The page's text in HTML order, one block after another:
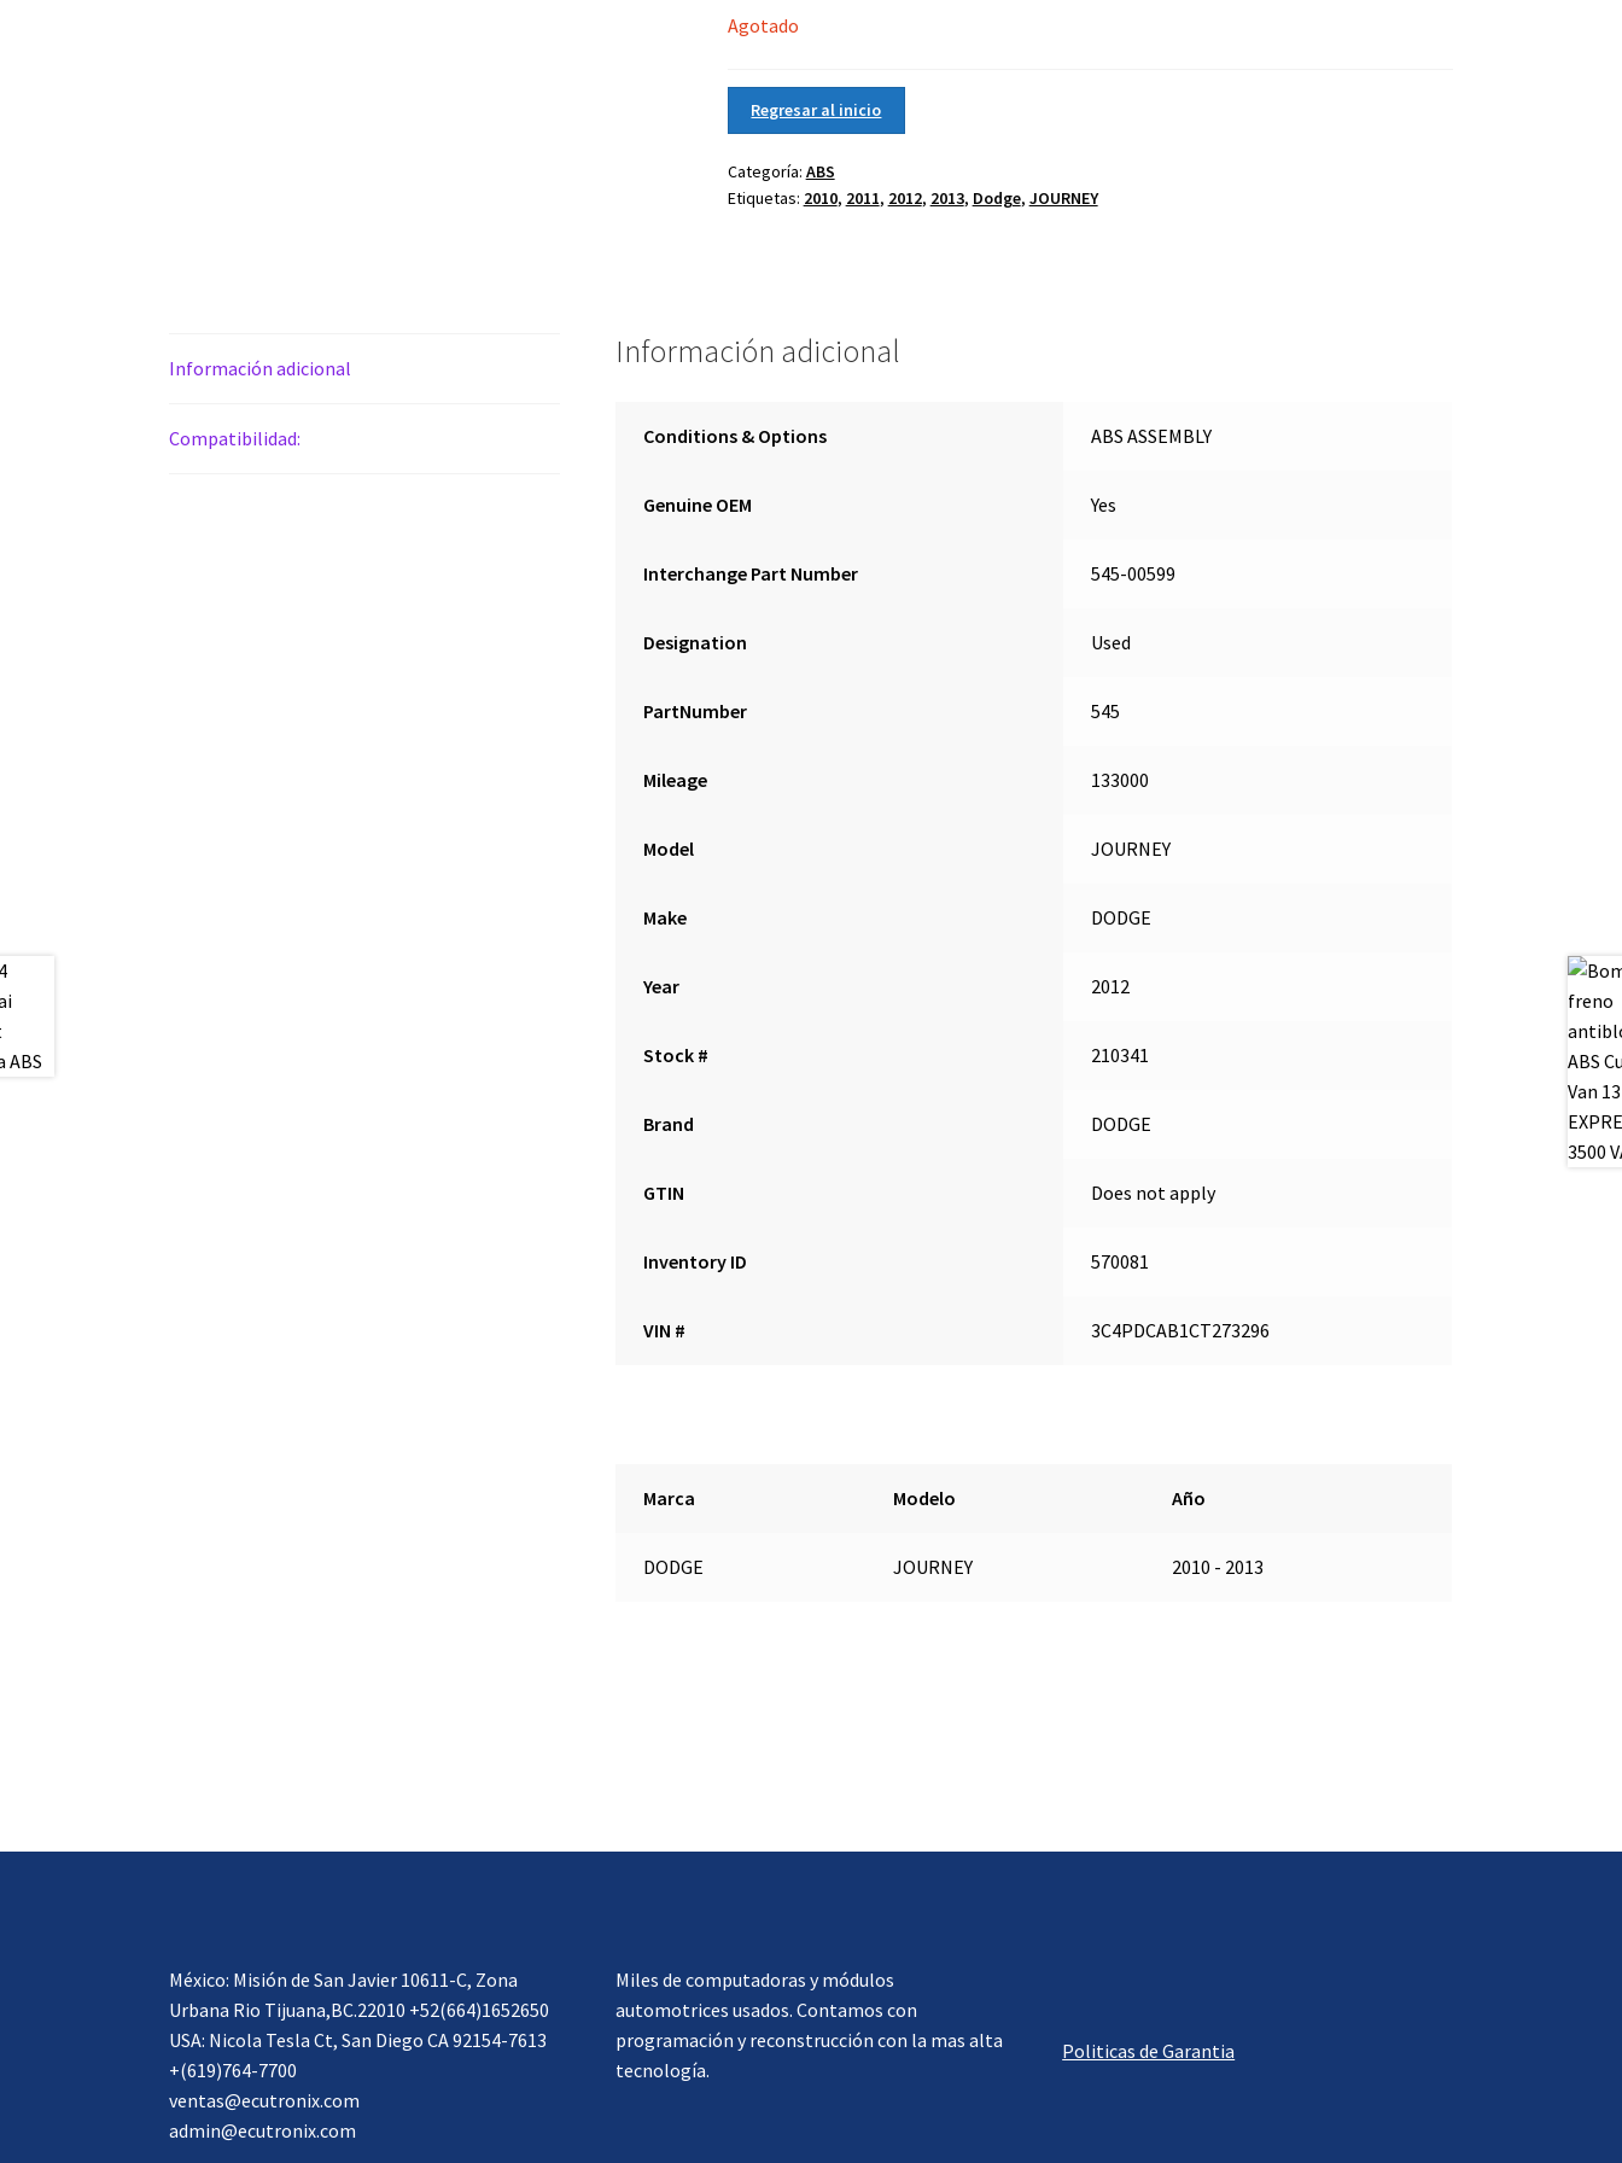
Agotado
Regresar al inicio
Categoría: ABS
Etiquetas: 2010, 2011, 2012, 2013, Dodge, JOURNEY
Información adicional
Compatibilidad:
Información adicional
Conditions & Options ABS ASSEMBLY
Genuine OEM Yes
Interchange Part Number 545-00599
Designation Used
PartNumber 545
Mileage 133000
Model JOURNEY
Make DODGE
Year 2012
Stock # 210341
Brand DODGE
GTIN Does not apply
Inventory ID 570081
VIN # 3C4PDCAB1CT273296
Marca Modelo Año
DODGE JOURNEY 2010 - 2013
México: Misión de San Javier 10611-C, Zona
Urbana Rio Tijuana,BC.22010 +52(664)1652650
USA: Nicola Tesla Ct, San Diego CA 92154-7613
+(619)764-7700
ventas@ecutronix.com
admin@ecutronix.com
Miles de computadoras y módulos
automotrices usados. Contamos con
programación y reconstrucción con la mas alta
tecnología.
Politicas de Garantia